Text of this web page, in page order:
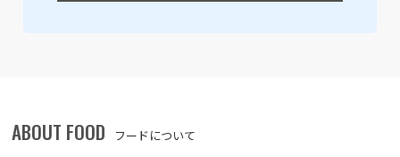
ABOUT FOOD フードについて